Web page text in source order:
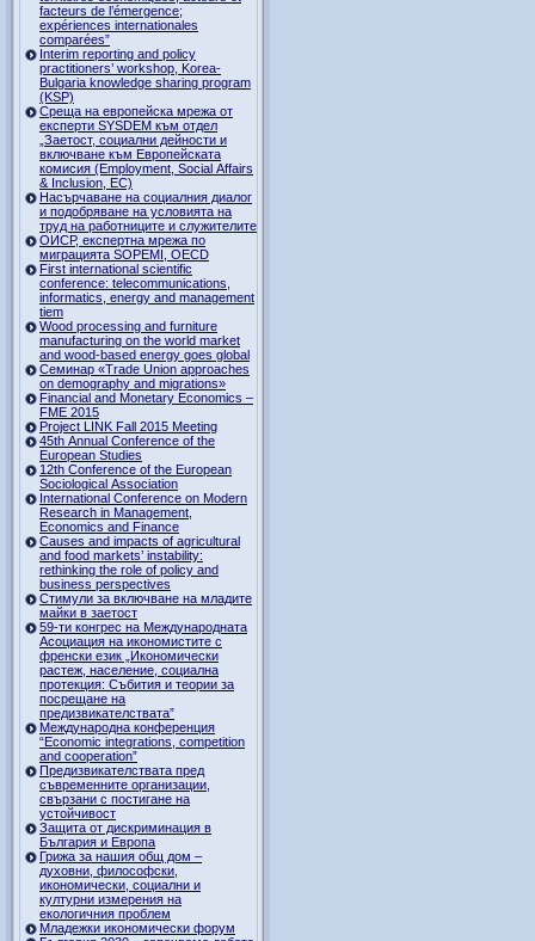
facteurs de l’émergence;
expériences internationales
comparées”
Interim reporting and policy
practitioners’ workshop, Korea-
Bulgaria knowledge sharing program
(KSP)
Среща на европейска мрежа от
експерти SYSDEM към отдел
„Заетост, социални дейности и
включване към Европейската
комисия (Employment, Social Affairs
& Inclusion, ЕС)
Насърчаване на социалния диалог
и подобряване на условията на
труд на работниците и служителите
ОИСР, експертна мрежа по
миграцията SOPEMI, OECD
First international scientific
conference: telecommunications,
informatics, energy and management
tiem
Wood processing and furniture
manufacturing on the world market
and wood-based energy goes global
Семинар «Trade Union approaches
on demography and migrations»
Financial and Monetary Economics –
FME 2015
Project LINK Fall 2015 Meeting
45th Annual Conference of the
European Studies
12th Conference of the European
Sociological Association
International Conference on Modern
Research in Management,
Economics and Finance
Causes and impacts of agricultural
and food markets’ instability:
rethinking the role of policy and
business perspectives
Стимули за включване на младите
майки в заетост
59-ти конгрес на Международната
Асоциация на икономистите с
френски език „Икономически
растеж, население, социална
протекция: Събития и теории за
посрещане на
предизвикателствата”
Международна конференция
“Economic integrations, competition
and cooperation”
Предизвикателствата пред
съвременните организации,
свързани с постигане на
устойчивост
Защита от дискриминация в
България и Европа
Грижа за нашия общ дом –
духовни, философски,
икономически, социални и
културни измерения на
екологичния проблем
Младежки икономически форум